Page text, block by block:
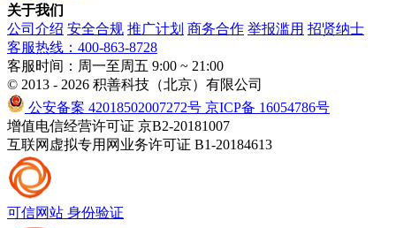
关于我们
公司介绍 安全合规 推广计划 商务合作 举报滥用 招贤纳士
客服热线：400-863-8728
客服时间：周一至周五 9:00 ~ 21:00
© 2013 - 2026 积善科技（北京）有限公司
公安备案 42018502007272号 京ICP备 16054786号
增值电信经营许可证 京B2-20181007
互联网虚拟专用网业务许可证 B1-20184613
可信网站 身份验证